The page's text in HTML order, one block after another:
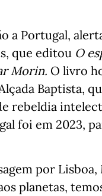
a Portugal,
que editou O
Morin. O livro
Baptista,
rebeldia
foi em 2023,
por
planetas,